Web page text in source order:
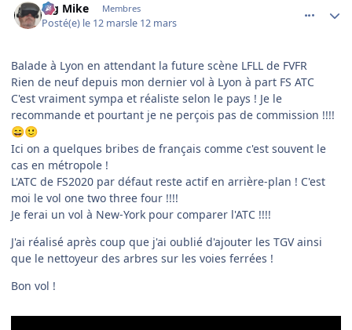
Big Mike Membres
Posté(e) le 12 marsle 12 mars
Balade à Lyon en attendant la future scène LFLL de FVFR
Rien de neuf depuis mon dernier vol à Lyon à part FS ATC
C'est vraiment sympa et réaliste selon le pays ! Je le
recommande et pourtant je ne perçois pas de commission !!!!
😄🙂
Ici on a quelques bribes de français comme c'est souvent le
cas en métropole !
L'ATC de FS2020 par défaut reste actif en arrière-plan ! C'est
moi le vol one two three four !!!!
Je ferai un vol à New-York pour comparer l'ATC !!!!
J'ai réalisé après coup que j'ai oublié d'ajouter les TGV ainsi
que le nettoyeur des arbres sur les voies ferrées !
Bon vol !